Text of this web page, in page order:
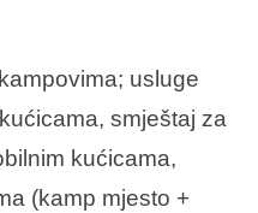
usluge
smještaj za
kućicama,
(kamp mjesto +